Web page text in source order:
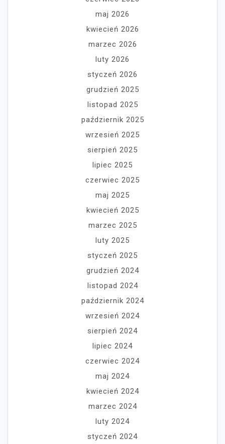
maj 2026
kwiecień 2026
marzec 2026
luty 2026
styczeń 2026
grudzień 2025
listopad 2025
październik 2025
wrzesień 2025
sierpień 2025
lipiec 2025
czerwiec 2025
maj 2025
kwiecień 2025
marzec 2025
luty 2025
styczeń 2025
grudzień 2024
listopad 2024
październik 2024
wrzesień 2024
sierpień 2024
lipiec 2024
czerwiec 2024
maj 2024
kwiecień 2024
marzec 2024
luty 2024
styczeń 2024